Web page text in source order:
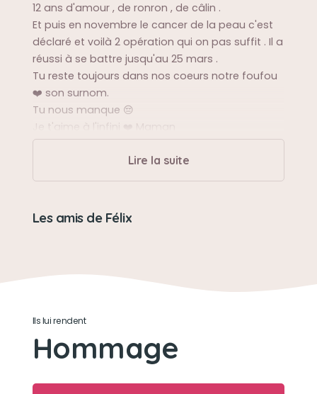
12 ans d'amour , de ronron , de câlin .
Et puis en novembre le cancer de la peau c'est
déclaré et voilà 2 opération qui on pas suffit . Il a
réussi à se battre jusqu'au 25 mars .
Tu reste toujours dans nos coeurs notre foufou
❤️ son surnom.
Tu nous manque 😔
Je t'aime à l'infini ❤️ Maman
Lire la suite
Les amis de Félix
Ils lui rendent
Hommage